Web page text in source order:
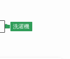
洗濯機